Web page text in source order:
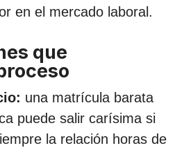
en el mercado laboral.
que
una matrícula barata
puede salir carísima si
la relación horas de